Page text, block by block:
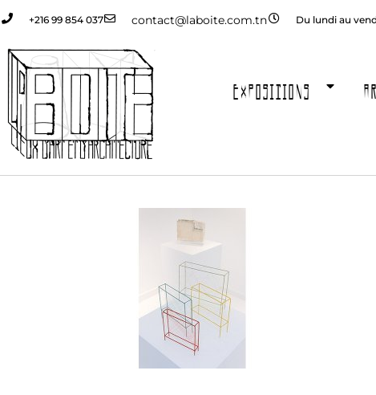
+216 99 854 037 contact@laboite.com.tn Du lundi au
EXPOSITIONS